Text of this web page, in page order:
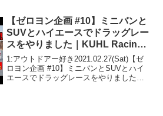
トドアー好き2021.03.12(...
【ゼロヨン企画 #10】ミニバンと
SUVとハイエースでドラッグレー
スをやりました｜KUHL Racing
Drag Race
1:アウトドアー好き2021.02.27(Sat)【ゼ
ロヨン企画 #10】ミニバンとSUVとハイ
エースでドラッグレースをやりました｜